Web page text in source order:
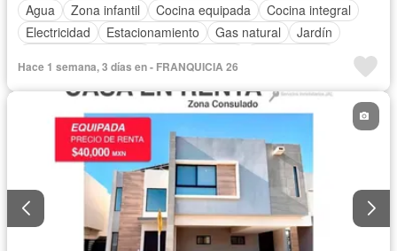
Agua
Zona infantil Cocina equipada
Cocina integral
Electricidad
Estacionamiento Gas natural
Jardín
Hace 1 semana, 3 días en - FRANQUICIA 26